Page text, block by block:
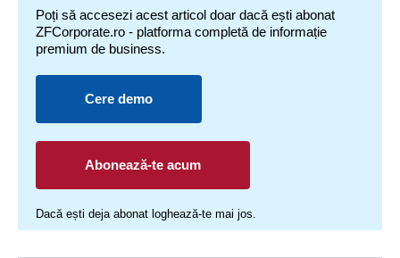
Poți să accesezi acest articol doar dacă ești abonat
ZFCorporate.ro - platforma completă de informație
premium de business.
Cere demo
Abonează-te acum
Dacă ești deja abonat loghează-te mai jos.